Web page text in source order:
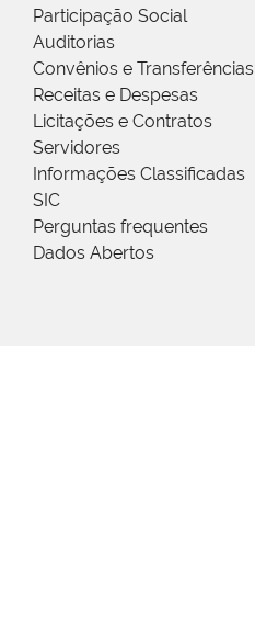
Participação Social
Auditorias
Convênios e Transferências
Receitas e Despesas
Licitações e Contratos
Servidores
Informações Classificadas
SIC
Perguntas frequentes
Dados Abertos